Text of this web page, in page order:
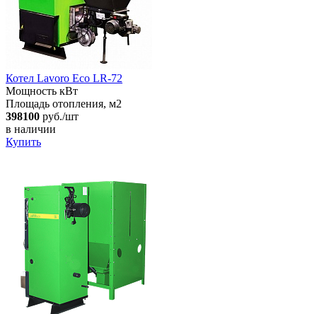
Котел Lavoro Eco LR-72
Мощность кВт
Площадь отопления, м2
398100 руб./шт
в наличии
Купить